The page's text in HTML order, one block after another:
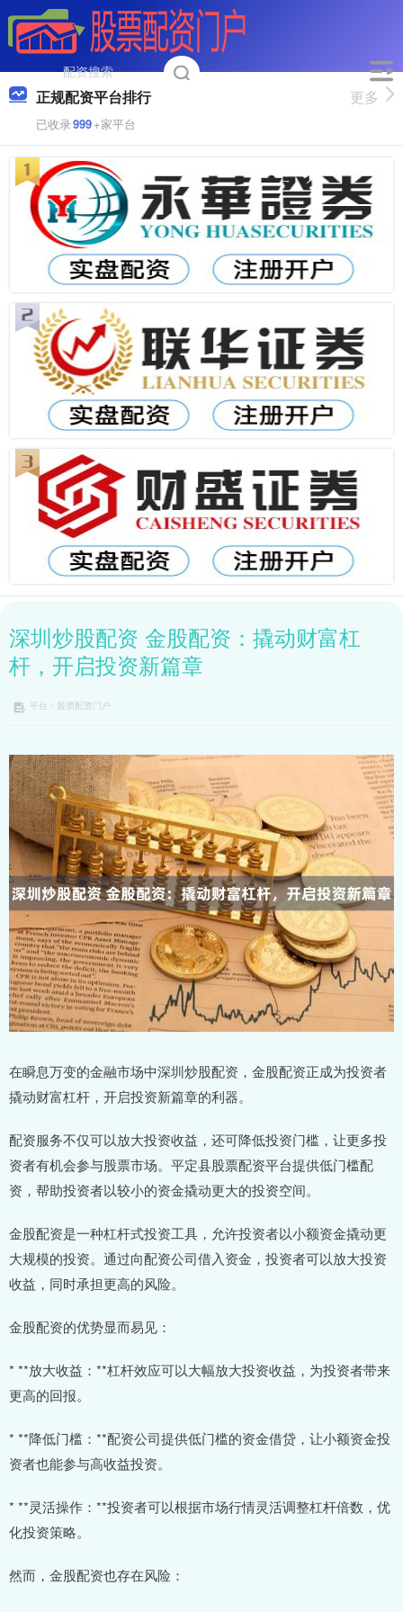
正规配资平台排行
已收录999+家平台
更多
深圳炒股配资 金股配资：撬动财富杠
杆，开启投资新篇章
平台：股票配资门户
在瞬息万变的金融市场中深圳炒股配资，金股配资正成为投资者
撬动财富杠杆，开启投资新篇章的利器。
配资服务不仅可以放大投资收益，还可降低投资门槛，让更多投
资者有机会参与股票市场。平定县股票配资平台提供低门槛配
资，帮助投资者以较小的资金撬动更大的投资空间。
金股配资是一种杠杆式投资工具，允许投资者以小额资金撬动更
大规模的投资。通过向配资公司借入资金，投资者可以放大投资
收益，同时承担更高的风险。
金股配资的优势显而易见：
* **放大收益：**杠杆效应可以大幅放大投资收益，为投资者带来
更高的回报。
* **降低门槛：**配资公司提供低门槛的资金借贷，让小额资金投
资者也能参与高收益投资。
* **灵活操作：**投资者可以根据市场行情灵活调整杠杆倍数，优
化投资策略。
然而，金股配资也存在风险：